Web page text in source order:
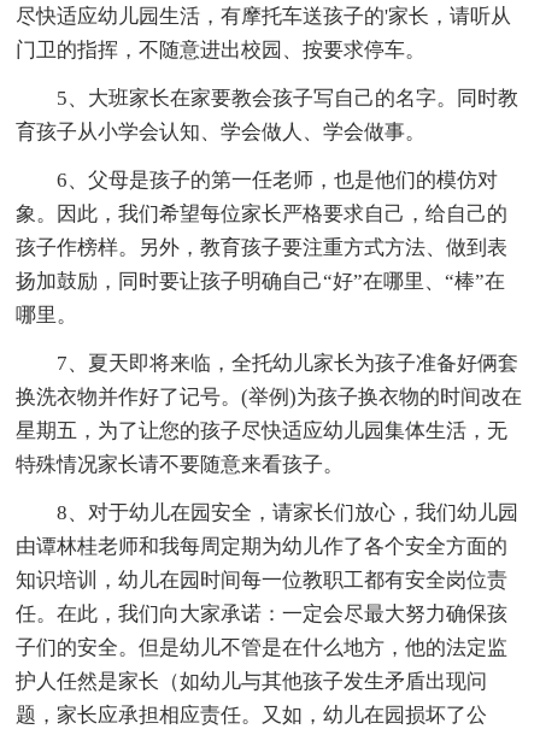
尽快适应幼儿园生活，有摩托车送孩子的'家长，请听从
门卫的指挥，不随意进出校园、按要求停车。
5、大班家长在家要教会孩子写自己的名字。同时教
育孩子从小学会认知、学会做人、学会做事。
6、父母是孩子的第一任老师，也是他们的模仿对
象。因此，我们希望每位家长严格要求自己，给自己的
孩子作榜样。另外，教育孩子要注重方式方法、做到表
扬加鼓励，同时要让孩子明确自己“好”在哪里、“棒”在
哪里。
7、夏天即将来临，全托幼儿家长为孩子准备好俩套
换洗衣物并作好了记号。(举例)为孩子换衣物的时间改在
星期五，为了让您的孩子尽快适应幼儿园集体生活，无
特殊情况家长请不要随意来看孩子。
8、对于幼儿在园安全，请家长们放心，我们幼儿园
由谭林桂老师和我每周定期为幼儿作了各个安全方面的
知识培训，幼儿在园时间每一位教职工都有安全岗位责
任。在此，我们向大家承诺：一定会尽最大努力确保孩
子们的安全。但是幼儿不管是在什么地方，他的法定监
护人任然是家长（如幼儿与其他孩子发生矛盾出现问
题，家长应承担相应责任。又如，幼儿在园损坏了公